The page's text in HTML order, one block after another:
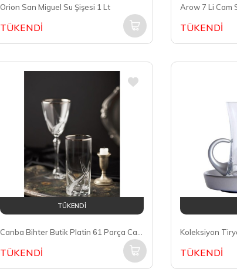
Orion San Miguel Su Şişesi 1 Lt
TÜKENDİ
Arow 7 Li Cam
TÜKENDİ
TÜKENDİ
TÜKENDİ TÜKENDİ